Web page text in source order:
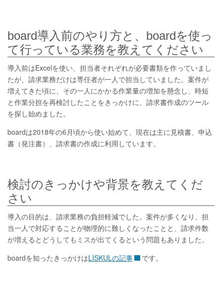
board導入前のやり方と、boardを使っ
て行っている業務を教えてください
導入前はExcelを使い、担当者それぞれが必要書類を作っていまし
たが、請求業務だけは専任者が一人で担当していました。案件が
増えてきた頃に、その一人にかかる作業量の増加を懸念し、時短
と作業分担を再検討したことをきっかけに、請求書作成のツール
を探し始めました。
boardは2018年の6月頃から使い始めて、現在は主に見積書、申込
書（発注書）、請求書の作成に利用しています。
検討のきっかけや背景を教えてくだ
さい
導入の目的は、請求業務の負担軽減でした。案件が多くなり、担
当一人で対応することが物理的に難しくなったことと、請求件数
が増えるとどうしてもミスが出てくるという問題もありました。
boardを知ったきっかけはLISKULの記事 です。